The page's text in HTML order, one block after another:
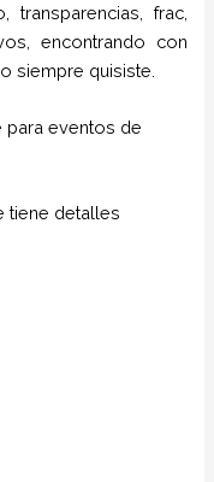
frac,
encontrando con
siempre quisiste.
para eventos de
tiene detalles